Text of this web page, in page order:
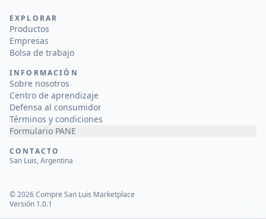
EXPLORAR
Productos
Empresas
Bolsa de trabajo
INFORMACIÓN
Sobre nosotros
Centro de aprendizaje
Defensa al consumidor
Términos y condiciones
Formulario PANE
CONTACTO
San Luis, Argentina
©2026Compre San Luis Marketplace
Versión 1.0.1